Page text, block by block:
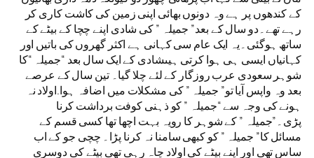
کے کندھوں پر ہے وہ دونوں بھائی اپنی زمین کی کاشت کاری کر
رہے تھے۔دو سال کے بعد” جمیلہ ” کی شادی اپنے چچا کے بیٹے کے
ساتھ ہوگئی۔یہ ایک عام سی کہانی ہے اکثر گھروں کی باتیں اور
کہانیاں ایسی ہی ہوا کرتی ہیںشادی کے ایک سال بعد “جمیلہ “کا
شوہر سعودی عرب روزگار کے لئے چلا گیا۔ تین سال کے عرصے
بعد وہ واپس آیا تو” جمیلہ ” کی مشکلات میں اضافہ ہوا.اولاد نہ
ہونے کی وجہ سے “جمیلہ ” کو ذہنی کوفت برداشت کرنا
پڑی۔”جمیلہ ” کے شوہر کا رویہ بہت اچھا تھا کسی قسم کے
مسائل کا” جمیلہ ” کو کبھی سامنا نہ کرنا پڑا۔ چچی جو کے اب
ساس تھی اور اپنے بیٹے کی اولاد چاہ رہی تھی بیٹے کی دوسری